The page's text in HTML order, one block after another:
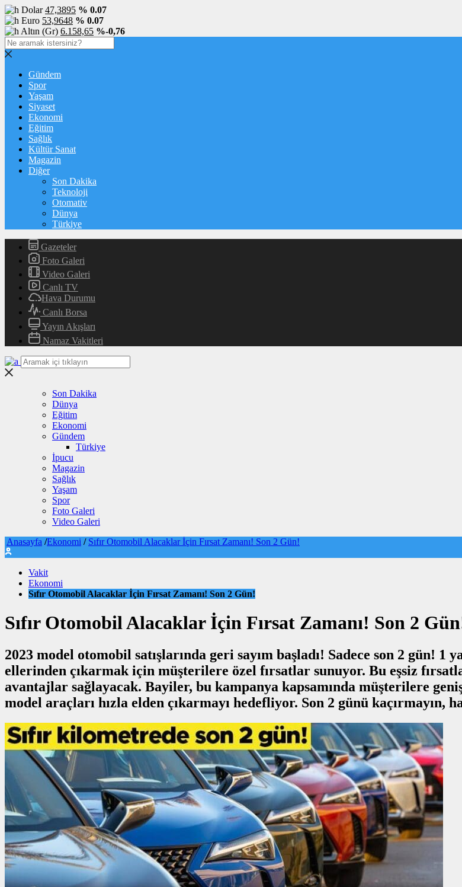
Dolar47,3895 % 0.07
Euro 53,9648 % 0.07
Altın (Gr) 6.158,65 %-0,76
Gündem
Spor
Yaşam
Siyaset
Ekonomi
Eğitim
Sağlık
Kültür Sanat
Magazin
Diğer
Son Dakika
Teknoloji
Otomativ
Dünya
Türkiye
Gazeteler
Foto Galeri
Video Galeri
Canlı TV
Hava Durumu
Canlı Borsa
Yayın Akışları
Namaz Vakitleri
Son Dakika
Dünya
Eğitim
Ekonomi
Gündem
Türkiye
İpucu
Magazin
Sağlık
Yaşam
Spor
Foto Galeri
Video Galeri
Anasayfa /Ekonomi / Sıfır Otomobil Alacaklar İçin Fırsat Zamanı! Son 2 Gün!
Vakit
Ekonomi
Sıfır Otomobil Alacaklar İçin Fırsat Zamanı! Son 2 Gün!
Sıfır Otomobil Alacaklar İçin Fırsat Zamanı! Son 2
2023 model otomobil satışlarında geri sayım başladı! Sadece son 2 gün! 1
ellerinden çıkarmak için müşterilere özel fırsatlar sunuyor. Bu eşsiz
avantajlar sağlayacak. Bayiler, bu kampanya kapsamında müşterilere
model araçları hızla elden çıkarmayı hedefliyor. Son 2 günü kaçırmayın,